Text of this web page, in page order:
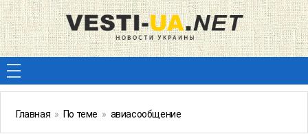
Главная » По теме » авиасообщение